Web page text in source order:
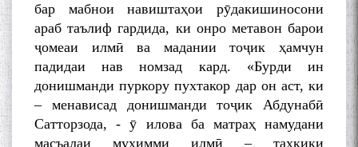
бар мабнои навиштаҳои рӯдакишиносони
араб таълиф гардида, ки онро метавон барои
ҷомеаи илмӣ ва мадании тоҷик ҳамчун
падидаи нав номзад кард. «Бурди ин
донишманди пуркору пухтакор дар он аст, ки
– менависад донишманди тоҷик Абдунабӣ
Сатторзода, - ӯ илова ба матраҳ намудани
масъалаи муҳимми илмӣ – таҳқиқи